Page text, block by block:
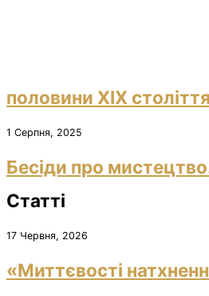
половини ХІХ
1 Серпня, 2025
Бесіди про
Статті
17 Червня, 2026
«Миттєвості